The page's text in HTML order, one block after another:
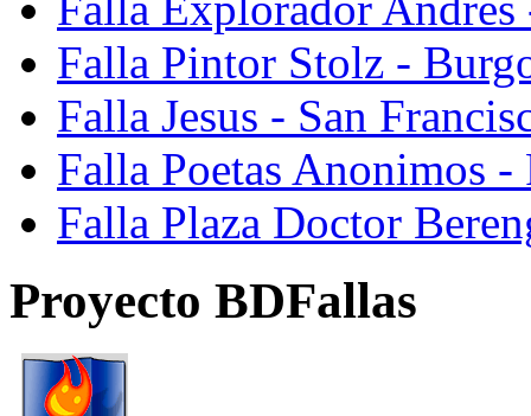
Falla Pintor Stolz -
Falla Jesus - San
Falla Poetas Anonimos
Falla Plaza Doctor
Proyecto BDFallas